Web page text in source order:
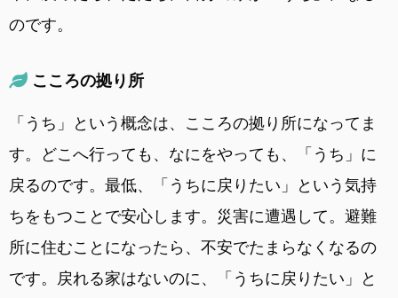
のです。
こころの拠り所
「うち」という概念は、こころの拠り所になってま
す。どこへ行っても、なにをやっても、「うち」に
戻るのです。最低、「うちに戻りたい」という気持
ちをもつことで安心します。災害に遭遇して。避難
所に住むことになったら、不安でたまらなくなるの
です。戻れる家はないのに、「うちに戻りたい」と